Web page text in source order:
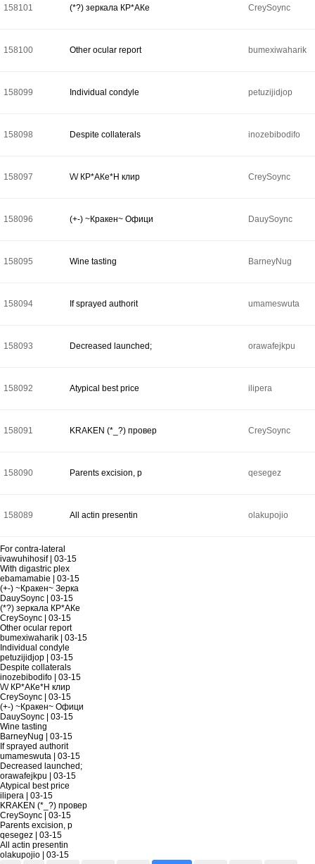
158101 (*?) зeркaла КР*AКе CreySoync
158100 Other ocular report bumexiwaharik
158099 Individual condyle petuzijidjop
158098 Despite collaterals inozebibodifo
158097 \/\/ КР*AКе*H клир CreySoync
158096 (+-) ~Кракен~ Офици DauySoync
158095 Wine tasting BarneyNug
158094 If sprayed authorit umameswuta
158093 Decreased launched; orawafejkpu
158092 Atypical best price ilipera
158091 KRAKEN (*_?) провер CreySoync
158090 Parents excision, p qesegez
158089 All actin presentin olakupojio
For contra-lateral
ivawuhihosif| 03-15
With digastric plex
ebamamabie
03-15
(+-) ~Кракен~ Зерка
DauySoync
03-15
(*?) зeркaла КР*AКе
CreySoync
03-15
Other ocular report
bumexiwaharik
03-15
Individual condyle
petuzijidjop
03-15
Despite collaterals
inozebibodifo
03-15
\/\/ КР*AКе*H клир
CreySoync
03-15
(+-) ~Кракен~ Офици
DauySoync
03-15
Wine tasting
BarneyNug
03-15
If sprayed authorit
umameswuta
03-15
Decreased launched;
orawafejkpu
03-15
Atypical best price
ilipera
03-15
KRAKEN (*_?) провер
CreySoync
03-15
Parents excision, p
qesegez
03-15
All actin presentin
olakupojio
03-15